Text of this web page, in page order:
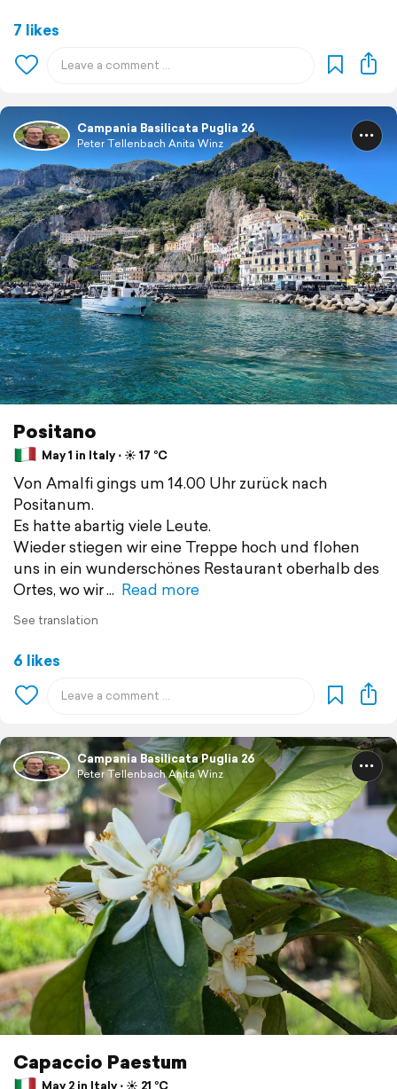
7 likes
Campania Basilicata Puglia 26
Peter Tellenbach Anita Winz
Positano
May 1 in Italy ⋅ ☀️ 17 °C
Von Amalfi gings um 14.00 Uhr zurück nach
Positanum.
Es hatte abartig viele Leute.
Wieder stiegen wir eine Treppe hoch und flohen
uns in ein wunderschönes Restaurant oberhalb des
Ortes, wo wir
Read more
See translation
6 likes
Campania Basilicata Puglia 26
Peter Tellenbach Anita Winz
Capaccio Paestum
May 2 in Italy ⋅ ☀️ 21 °C